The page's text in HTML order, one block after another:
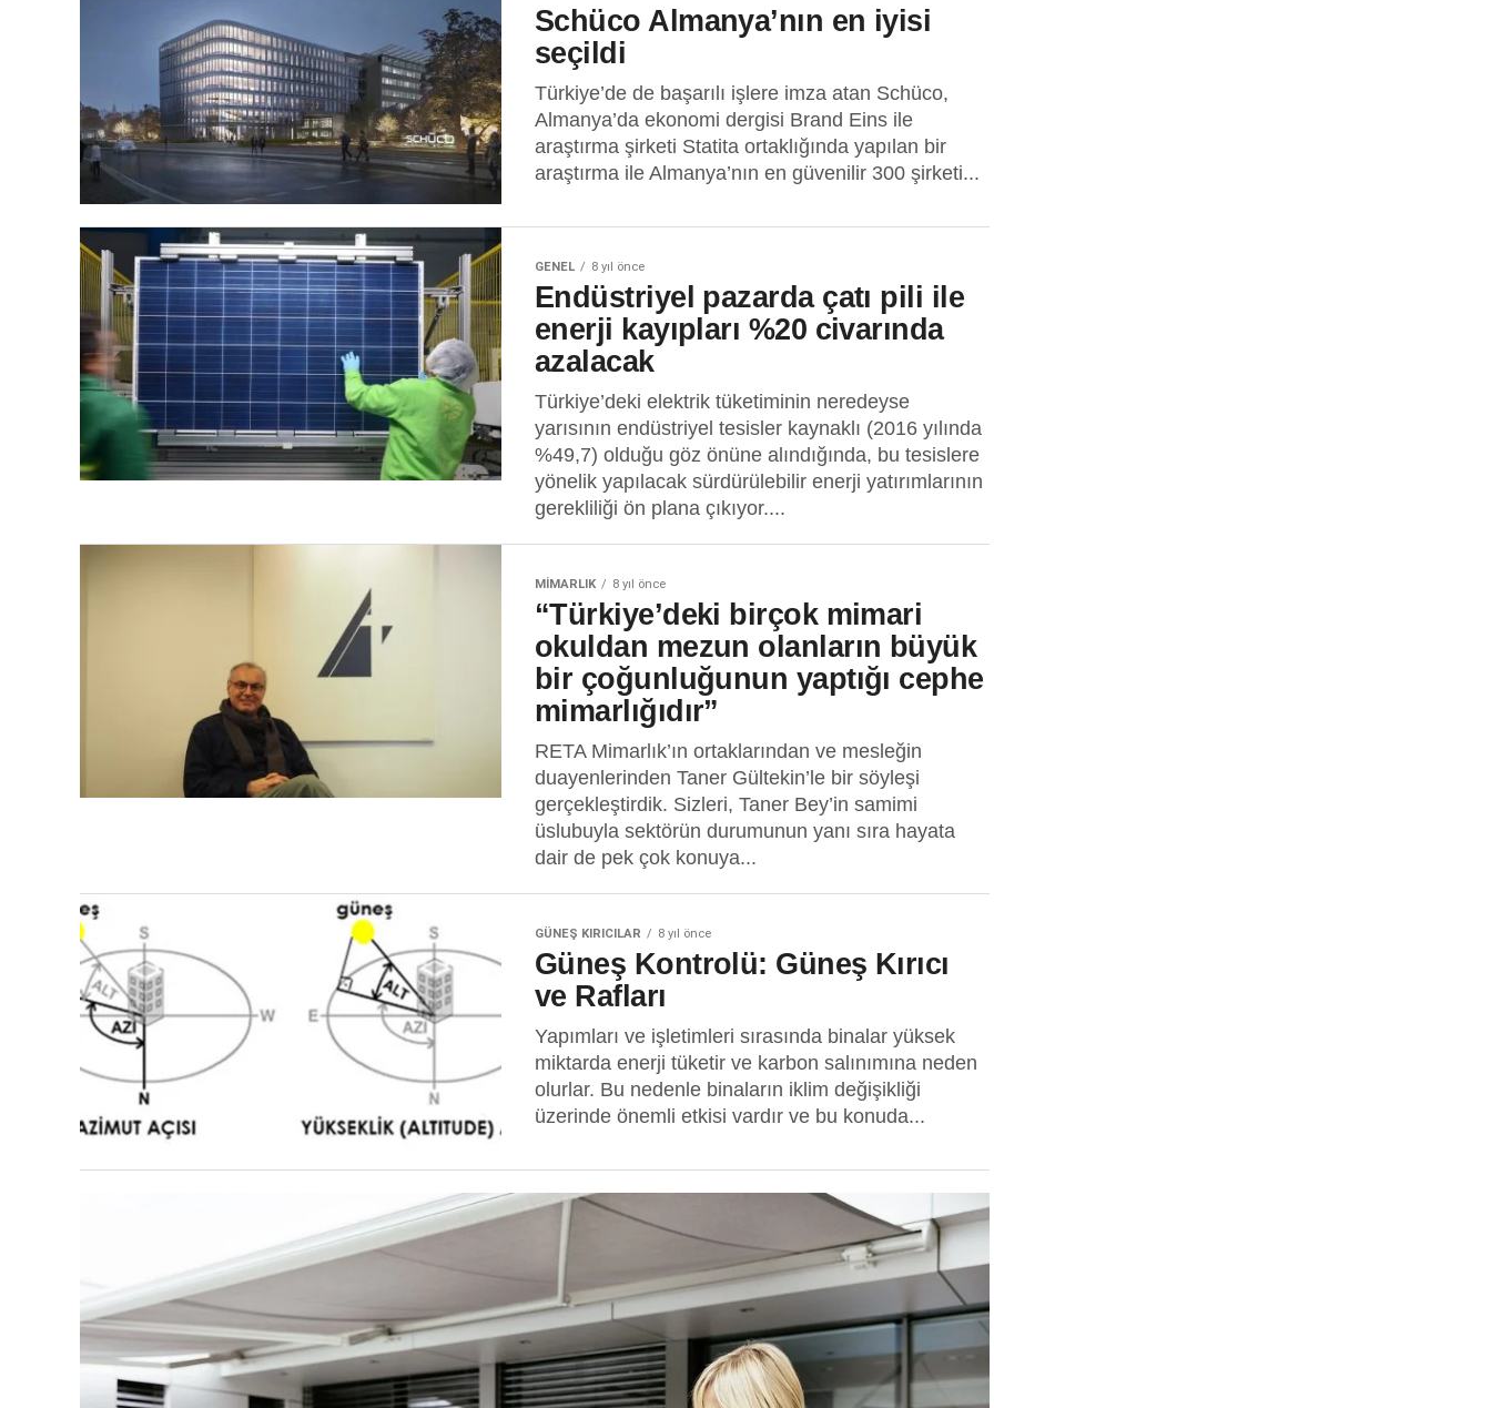
Schüco Almanya’nın en iyisi
seçildi
Türkiye’de de başarılı işlere imza atan Schüco,
Almanya’da ekonomi dergisi Brand Eins ile
araştırma şirketi Statita ortaklığında yapılan bir
araştırma ile Almanya’nın en güvenilir 300 şirketi...
GENEL 8 yıl önce
Endüstriyel pazarda çatı pili ile
enerji kayıpları %20 civarında
azalacak
Türkiye’deki elektrik tüketiminin neredeyse
yarısının endüstriyel tesisler kaynaklı (2016 yılında
%49,7) olduğu göz önüne alındığında, bu tesislere
yönelik yapılacak sürdürülebilir enerji yatırımlarının
gerekliliği ön plana çıkıyor....
MIMARLIK 8 yıl önce
“Türkiye’deki birçok mimari
okuldan mezun olanların büyük
bir çoğunluğunun yaptığı cephe
mimarlığıdır”
RETA Mimarlık’ın ortaklarından ve mesleğin
duayenlerinden Taner Gültekin’le bir söyleşi
gerçekleştirdik. Sizleri, Taner Bey’in samimi
üslubuyla sektörün durumunun yanı sıra hayata
dair de pek çok konuya...
GÜNEŞ KIRICILAR 8 yıl önce
Güneş Kontrolü: Güneş Kırıcı
ve Rafları
Yapımları ve işletimleri sırasında binalar yüksek
miktarda enerji tüketir ve karbon salınımına neden
olurlar. Bu nedenle binaların iklim değişikliği
üzerinde önemli etkisi vardır ve bu konuda...